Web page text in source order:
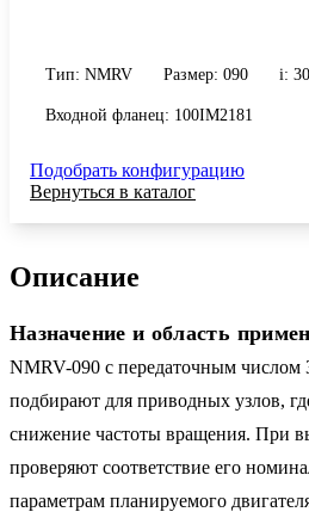
Тип: NMRV Размер: 090 i: 30
Входной фланец: 100IM2181
Подобрать конфигурацию
Вернуться в каталог
Описание
Назначение и область
NMRV-090 с передаточным числом
подбирают для приводных узлов,
снижение частоты вращения. При
проверяют соответствие его
параметрам планируемого